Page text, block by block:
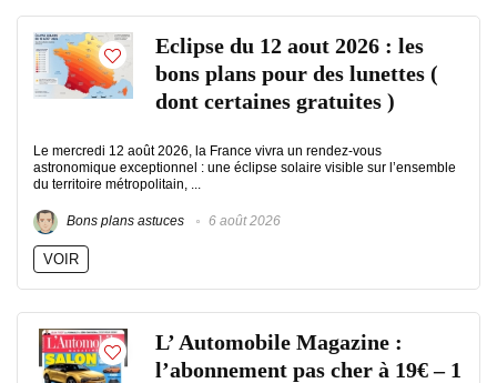
Eclipse du 12 aout 2026 : les
bons plans pour des lunettes (
dont certaines gratuites )
Le mercredi 12 août 2026, la France vivra un rendez-vous
astronomique exceptionnel : une éclipse solaire visible sur l’ensemble
du territoire métropolitain, ...
Bons plans astuces 6 août 2026
VOIR
L’ Automobile Magazine :
l’abonnement pas cher à 19€ – 1